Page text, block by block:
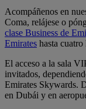
Acompáñenos en
Coma, relájese o
clase Business de
Emirates hasta cuatro
El acceso a la sala
invitados,
Emirates Skywards.
en Dubái y en